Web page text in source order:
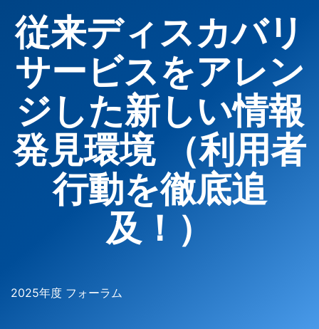
従来ディスカバリ
サービスをアレン
ジした新しい情報
発見環境 （利用者
行動を徹底追
及！）
2025年度 フォーラム